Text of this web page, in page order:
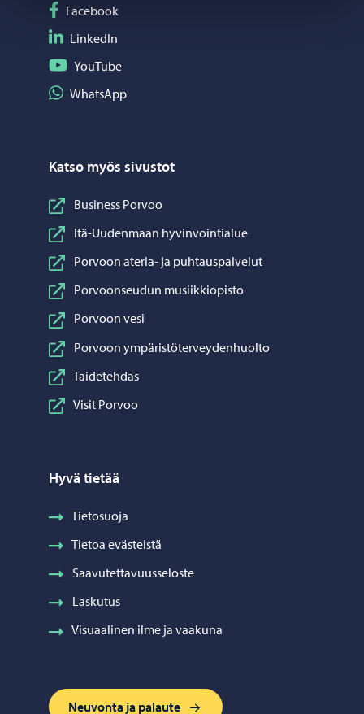
Seuraa Facebook
Facebook
Seuraa LinkedIn
LinkedIn
Seuraa YouTube
YouTube
Jaa WhatsApp
WhatsApp
Katso myös sivustot
Business Porvoo
Itä-Uudenmaan hyvinvointialue
Porvoon ateria- ja puhtauspalvelut
Porvoonseudun musiikkiopisto
Porvoon vesi
Porvoon ympäristöterveydenhuolto
Taidetehdas
Visit Porvoo
Hyvä tietää
Tietosuoja
Tietoa evästeistä
Saavutettavuusseloste
Laskutus
Visuaalinen ilme ja vaakuna
Neuvonta ja palaute